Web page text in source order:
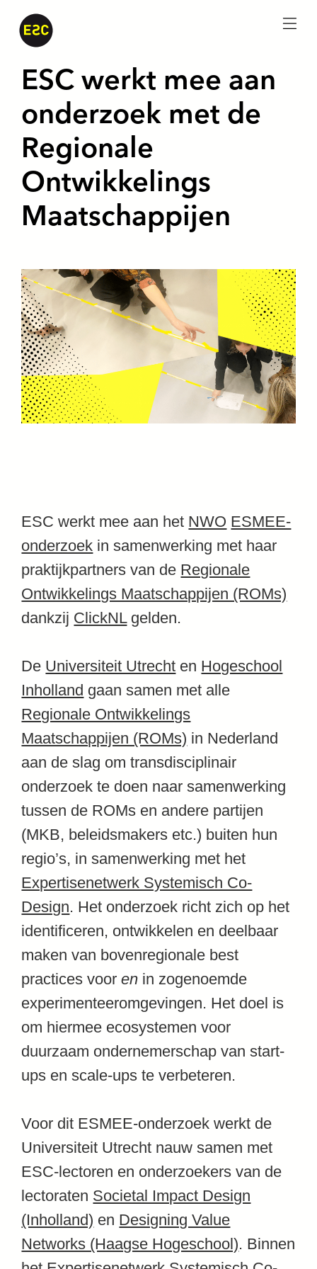
ESC werkt mee aan
onderzoek met de
Regionale
Ontwikkelings
Maatschappijen
ESC werkt mee aan het NWO ESMEE-
onderzoek in samenwerking met haar
praktijkpartners van de Regionale
Ontwikkelings Maatschappijen (ROMs)
dankzij ClickNLgelden.
De Universiteit Utrecht en Hogeschool
Inholland gaan samen met alle
Regionale Ontwikkelings
Maatschappijen (ROMs) in Nederland
aan de slag om transdisciplinair
onderzoek te doen naar samenwerking
tussen de ROMs en andere partijen
(MKB, beleidsmakers etc.) buiten hun
regio’s, in samenwerking met het
Expertisenetwerk Systemisch Co-
Design. Het onderzoek richt zich op het
identificeren, ontwikkelen en deelbaar
maken van bovenregionale best
practices vooren in zogenoemde
experimenteeromgevingen. Het doel is
om hiermee ecosystemen voor
duurzaam ondernemerschap van start-
ups en scale-ups te verbeteren.
Voor dit ESMEE-onderzoek werkt de
Universiteit Utrecht nauw samen met
ESC-lectoren en onderzoekers van de
lectoraten Societal Impact Design
(Inholland) en Designing Value
Networks (Haagse Hogeschool). Binnen